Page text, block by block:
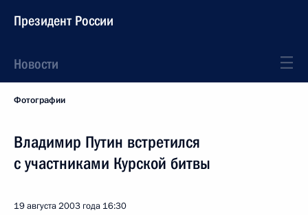
Президент России
Новости
Фотографии
Владимир Путин встретился
с участниками Курской битвы
19 августа 2003 года 16:30